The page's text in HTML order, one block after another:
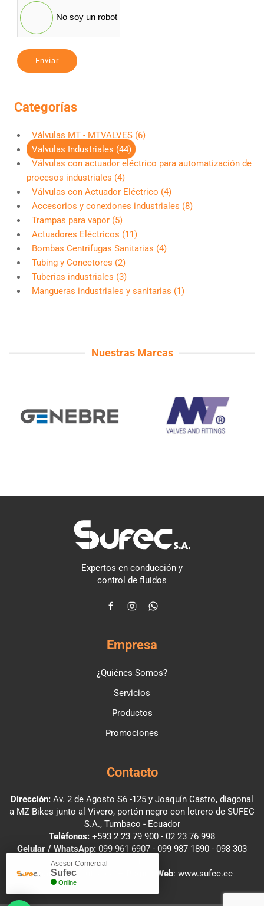
No soy un robot
Enviar
Categorías
Válvulas MT - MTVALVES (6)
Valvulas Industriales (44)
Válvulas con actuador eléctrico para automatización de
procesos industriales (4)
Válvulas con Actuador Eléctrico (4)
Accesorios y conexiones industriales (8)
Trampas para vapor (5)
Actuadores Eléctricos (11)
Bombas Centrifugas Sanitarias (4)
Tubing y Conectores (2)
Tuberias industriales (3)
Mangueras industriales y sanitarias (1)
Nuestras Marcas
Expertos en conducción y
control de fluidos
Empresa
¿Quiénes Somos?
Servicios
Productos
Promociones
Contacto
Dirección: Av. 2 de Agosto S6 -125 y Joaquín Castro, diagonal
a MZ Bikes junto al Vivero, portón negro con letrero de SUFEC
S.A., Tumbaco - Ecuador
Teléfonos: +593 2 23 79 900 - 02 23 76 998
Celular / WhatsApp: 099 961 6907 - 099 987 1890 - 098 303
Email:info@sufec.ec Página Web: www.sufec.ec
Asesor Comercial
Sufec
Online